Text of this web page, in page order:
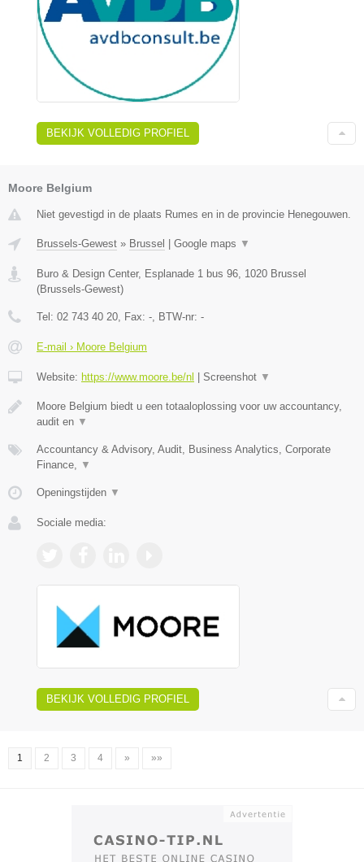
BEKIJK VOLLEDIG PROFIEL
Moore Belgium
Niet gevestigd in de plaats Rumes en in de provincie Henegouwen.
Brussels-Gewest » Brussel | Google maps ▼
Buro & Design Center, Esplanade 1 bus 96 1020 Brussel
(Brussels-Gewest)
Tel: 02 743 40 20 , Fax: - , BTW-nr: -
E-mail › Moore Belgium
Website: https://www.moore.be/nl | Screenshot ▼
Moore Belgium biedt u een totaaloplossing voor uw accountancy,
audit en ▼
Accountancy & Advisory, Audit, Business Analytics, Corporate
Finance,
▼
Openingstijden ▼
Sociale media:
BEKIJK VOLLEDIG PROFIEL
1 2 3 4 » »»